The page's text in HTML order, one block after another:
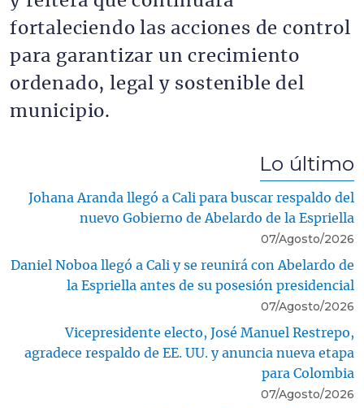
fortaleciendo las acciones de control
para garantizar un crecimiento
ordenado, legal y sostenible del
municipio.
Lo último
Johana Aranda llegó a Cali para buscar respaldo del
nuevo Gobierno de Abelardo de la Espriella
07/Agosto/2026
Daniel Noboa llegó a Cali y se reunirá con Abelardo de
la Espriella antes de su posesión presidencial
07/Agosto/2026
Vicepresidente electo, José Manuel Restrepo,
agradece respaldo de EE. UU. y anuncia nueva etapa
para Colombia
07/Agosto/2026